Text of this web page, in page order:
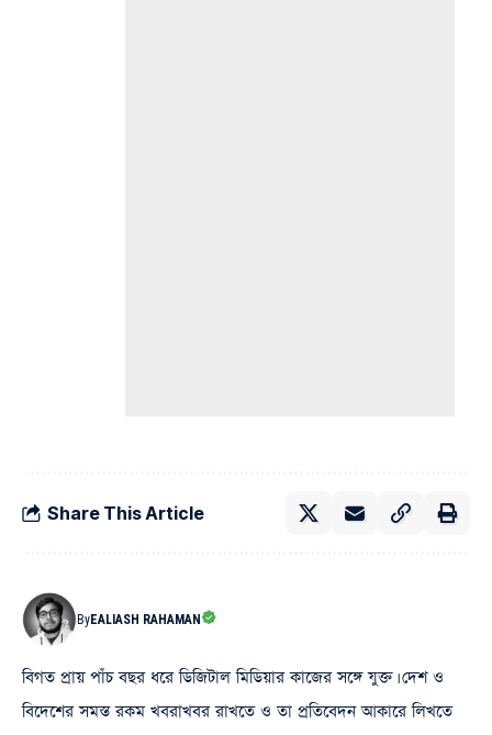
Share This Article
ByEALIASH RAHAMAN
বিগত প্রায় পাঁচ বছর ধরে ডিজিটাল মিডিয়ার কাজের সঙ্গে যুক্ত। দেশ ও
বিদেশের সমস্ত রকম খবরাখবর রাখতে ও তা প্রতিবেদন আকারে লিখতে